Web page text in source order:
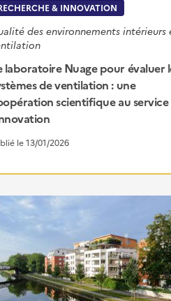
& INNOVATION
des environnements intérieurs
laboratoire Nuage pour évaluer
de ventilation : une
scientifique au service
le 13/01/2026